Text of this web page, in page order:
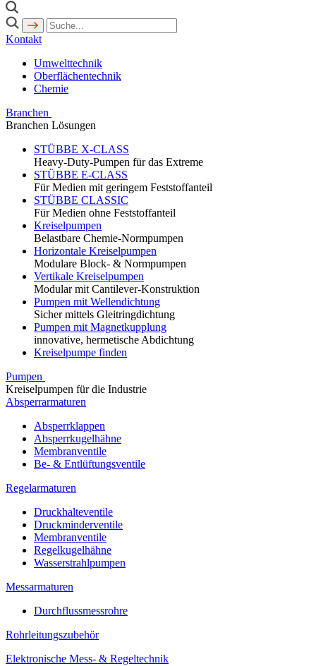
Kontakt
Umwelttechnik
Oberflächentechnik
Chemie
Branchen
Branchen Lösungen
STÜBBE X-CLASS
Heavy-Duty-Pumpen für das Extreme
STÜBBE E-CLASS
Für Medien mit geringem Feststoffanteil
STÜBBE CLASSIC
Für Medien ohne Feststoffanteil
Kreiselpumpen
Belastbare Chemie-Normpumpen
Horizontale Kreiselpumpen
Modulare Block- & Normpumpen
Vertikale Kreiselpumpen
Modular mit Cantilever-Konstruktion
Pumpen mit Wellendichtung
Sicher mittels Gleitringdichtung
Pumpen mit Magnetkupplung
innovative, hermetische Abdichtung
Kreiselpumpe finden
Pumpen
Kreiselpumpen für die Industrie
Absperrarmaturen
Absperrklappen
Absperrkugelhähne
Membranventile
Be- & Entlüftungsventile
Regelarmaturen
Druckhalteventile
Druckminderventile
Membranventile
Regelkugelhähne
Wasserstrahlpumpen
Messarmaturen
Durchflussmessrohre
Rohrleitungszubehör
Elektronische Mess- & Regeltechnik